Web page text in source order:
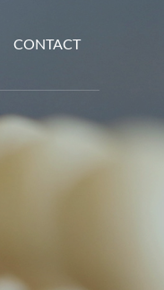
CONTACT